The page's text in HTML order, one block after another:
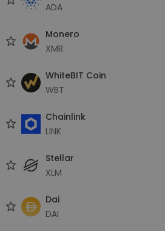
ADA
Monero
XMR
WhiteBIT Coin
WBT
Chainlink
LINK
Stellar
XLM
Dai
DAI